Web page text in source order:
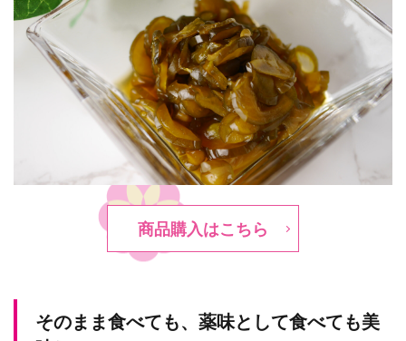
商品購入はこちら
そのまま食べても、薬味として食べても美